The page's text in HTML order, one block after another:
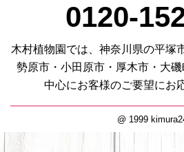
0120-
木村植物園では、神奈川県の平塚
勢原市・小田原市・厚木市・大
中心にお客様のご要望にお
@ 1999